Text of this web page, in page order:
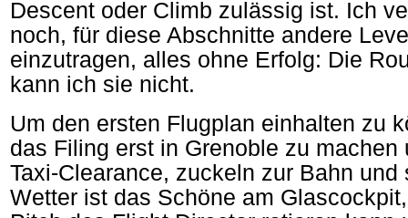
Descent oder Climb zulässig ist. Ich
noch, für diese Abschnitte andere
einzutragen, alles ohne Erfolg: Die
kann ich sie nicht.
Um den ersten Flugplan einhalten zu
das Filing erst in Grenoble zu machen
Taxi-Clearance, zuckeln zur Bahn
Wetter ist das Schöne am